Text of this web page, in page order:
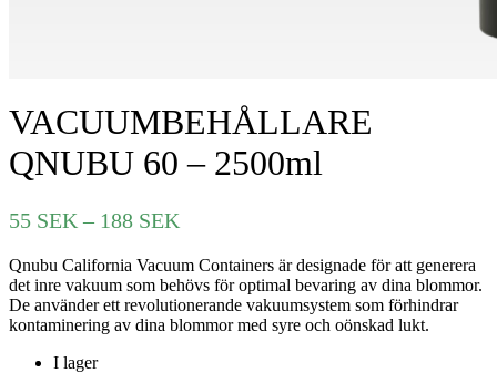
VACUUMBEHÅLLARE
QNUBU 60 – 2500ml
55 SEK – 188 SEK
till
188 SEK
Qnubu California Vacuum Containers är designade för att generera
det inre vakuum som behövs för optimal bevaring av dina blommor.
De använder ett revolutionerande vakuumsystem som förhindrar
kontaminering av dina blommor med syre och oönskad lukt.
I lager